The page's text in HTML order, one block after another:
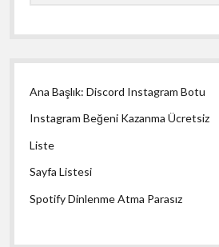
Ana Başlık: Discord Instagram Botu
Instagram Beğeni Kazanma Ücretsiz
Liste
Sayfa Listesi
Spotify Dinlenme Atma Parasız